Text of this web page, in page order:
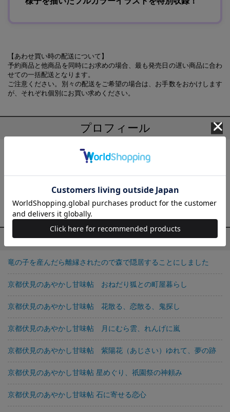
【あわせ買い時の配送について】
予約商品と他商品を同時にお求めの場合、最も発売日の遅い商品に合わ
せての一括配送となります。
ご注意ください。別々の配送をご希望の場合は、お手数をおかけします
が、それぞれ個別にお買い求めください。
プロフィール
柏 てん ( かしわ てん )
庫）、『皇太后のお化粧係』『女王陛下と呼ばないで』（共に角
川ビーンズ文庫）などがある。
柏 てん の他の作品
竜の子を産んだら離縁されたので森で隠居することにしました
京都伏見のあやかし甘味帖 おねだり狐との町屋暮らし
京都伏見のあやかし甘味帖 花散る、恋散る、鬼探し
京都伏見のあやかし甘味帖 月にむら雲、れんげに嵐
京都伏見のあやかし甘味帖 紫陽花（あじさい）ゆれて、夢の跡
京都伏見のあやかし甘味帖 星めぐり、祇園祭の神頼み
京都伏見のあやかし甘味帖 石に寄せる恋心